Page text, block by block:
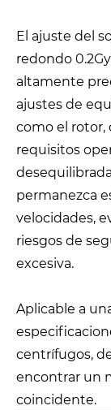
El ajuste del
redondo
altamente
ajustes de
como el rotor,
requisitos
permanezca
velocidades,
riesgos de
excesiva.
Aplicable a
centrífugos,
encontrar un
coincidente.